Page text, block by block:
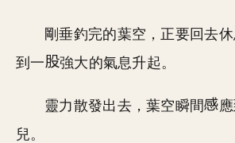
剛垂釣完的葉空，正要回去
到一
強大的氣息升起。
靈力散發出去，葉空瞬間
兒。